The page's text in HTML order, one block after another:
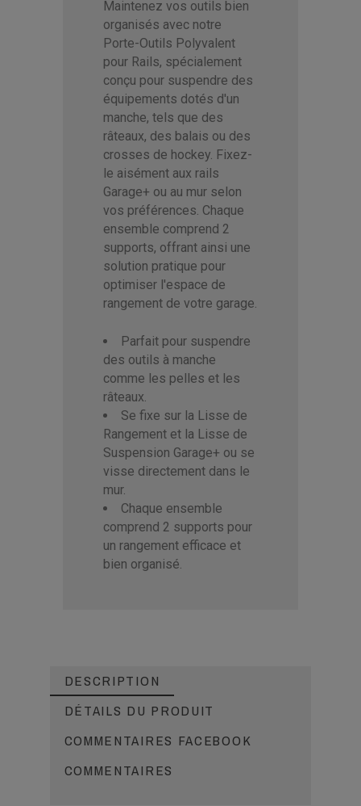
Maintenez vos outils bien
organisés avec notre
Porte-Outils Polyvalent
pour Rails, spécialement
conçu pour suspendre des
équipements dotés d'un
manche, tels que des
râteaux, des balais ou des
crosses de hockey. Fixez-
le aisément aux rails
Garage+ ou au mur selon
vos préférences. Chaque
ensemble comprend 2
supports, offrant ainsi une
solution pratique pour
optimiser l'espace de
rangement de votre garage.
Parfait pour suspendre
des outils à manche
comme les pelles et les
râteaux.
Se fixe sur la Lisse de
Rangement et la Lisse de
Suspension Garage+ ou se
visse directement dans le
mur.
Chaque ensemble
comprend 2 supports pour
un rangement efficace et
bien organisé.
DESCRIPTION
DÉTAILS DU PRODUIT
COMMENTAIRES FACEBOOK
COMMENTAIRES